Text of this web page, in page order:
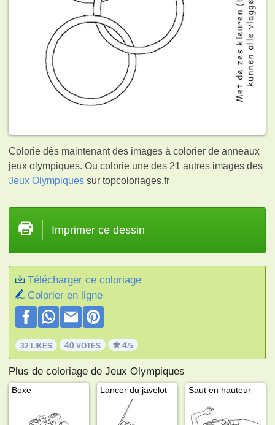
Colorie dès maintenant des images à colorier de anneaux
jeux olympiques. Ou colorie une des 21 autres images des
Jeux Olympiques sur topcoloriages.fr
Imprimer ce dessin
Télécharger ce coloriage
Colorier en ligne
32 LIKES 40 VOTES 4/5
Plus de coloriage de Jeux Olympiques
Boxe Lancer du javelot Saut en hauteur